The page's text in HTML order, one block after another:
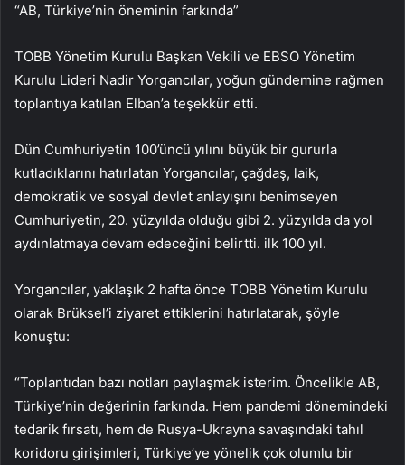
“AB, Türkiye’nin öneminin farkında”
TOBB Yönetim Kurulu Başkan Vekili ve EBSO Yönetim
Kurulu Lideri Nadir Yorgancılar, yoğun gündemine rağmen
toplantıya katılan Elban’a teşekkür etti.
Dün Cumhuriyetin 100’üncü yılını büyük bir gururla
kutladıklarını hatırlatan Yorgancılar, çağdaş, laik,
demokratik ve sosyal devlet anlayışını benimseyen
Cumhuriyetin, 20. yüzyılda olduğu gibi 2. yüzyılda da yol
aydınlatmaya devam edeceğini belirtti. ilk 100 yıl.
Yorgancılar, yaklaşık 2 hafta önce TOBB Yönetim Kurulu
olarak Brüksel’i ziyaret ettiklerini hatırlatarak, şöyle
konuştu:
“Toplantıdan bazı notları paylaşmak isterim. Öncelikle AB,
Türkiye’nin değerinin farkında. Hem pandemi dönemindeki
tedarik fırsatı, hem de Rusya-Ukrayna savaşındaki tahıl
koridoru girişimleri, Türkiye’ye yönelik çok olumlu bir